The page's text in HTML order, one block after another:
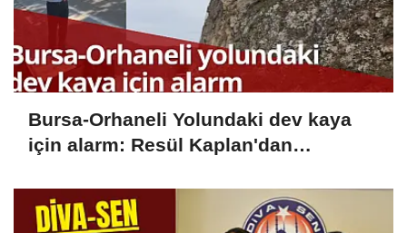
Bursa-Orhaneli Yolundaki dev kaya
için alarm: Resül Kaplan'dan